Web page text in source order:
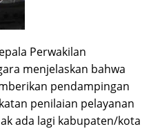
Perwakilan
menjelaskan bahwa
pendampingan
penilaian pelayanan
ada lagi kabupaten/kota